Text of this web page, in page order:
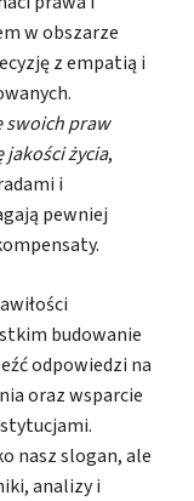
w obszarze
z empatią i
swoich praw
jakości życia,
i
pewniej
budowanie
odpowiedzi na
oraz wsparcie
nasz slogan, ale
analizy i